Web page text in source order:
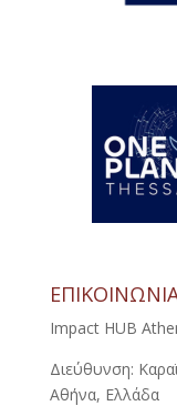
Impact HUB
Διεύθυνση:
Αθήνα, Ελλάδα